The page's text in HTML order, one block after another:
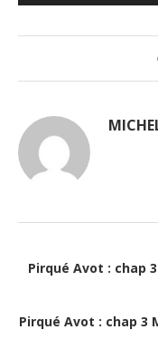
audio
Pirqué Avot : chap
Pirqué Avot : chap 3